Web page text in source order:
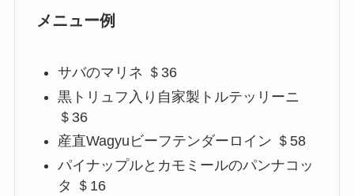
メニュー例
サバのマリネ ＄36
黒トリュフ入り自家製トルテッリーニ
＄36
産直Wagyuビーフテンダーロイン ＄58
パイナップルとカモミールのパンナコッ
タ ＄16